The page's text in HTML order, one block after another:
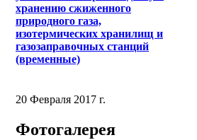
хранению сжиженного
природного газа,
изотермических хранилищ и
газозаправочных станций
(временные)
20 Февраля 2017 г.
Фотогалерея